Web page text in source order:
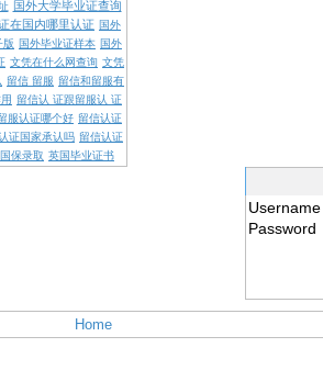
国外大学毕业证查询
在国内哪里认证 国外
版 国外毕业证样本 国外
文凭在什么网查询 文凭
留信 留服 留信和留服有
留信认 证跟留服认 证
服认证哪个好 留信认证
证国家承认吗 留信认证
保录取 英国毕业证书
Username
Password
Home